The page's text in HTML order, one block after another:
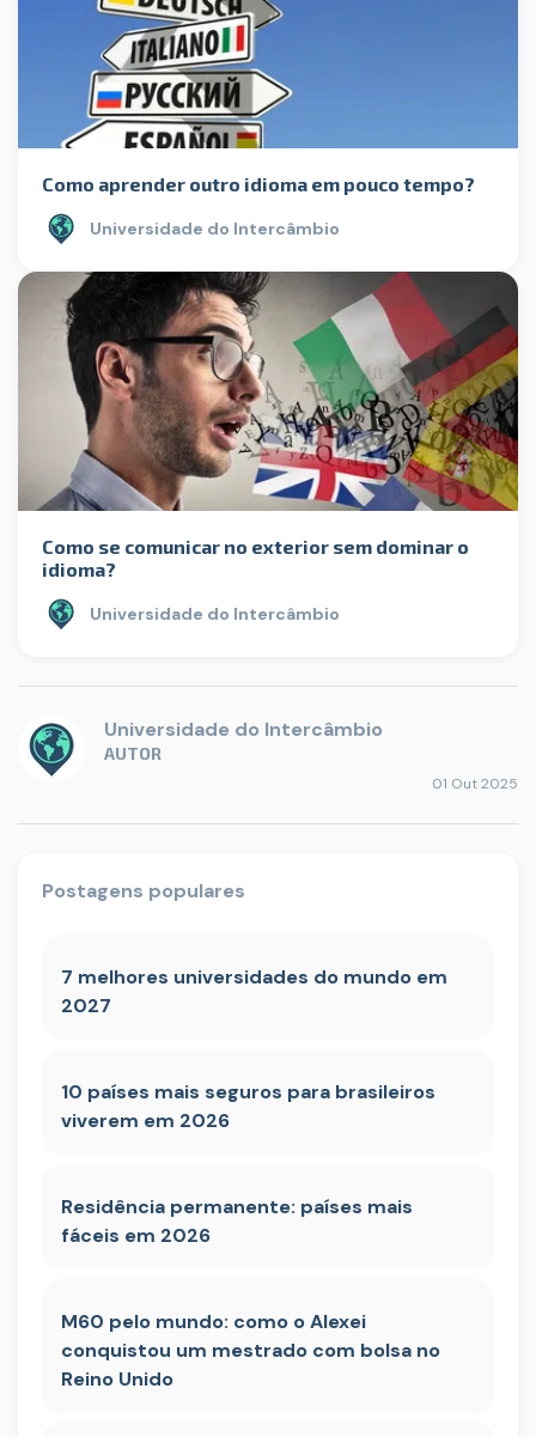
Como aprender outro idioma em pouco tempo?
Universidade do Intercâmbio
Como se comunicar no exterior sem dominar o
idioma?
Universidade do Intercâmbio
Universidade do Intercâmbio
AUTOR
01 Out 2025
Postagens populares
7 melhores universidades do mundo em
2027
10 países mais seguros para brasileiros
viverem em 2026
Residência permanente: países mais
fáceis em 2026
M60 pelo mundo: como o Alexei
conquistou um mestrado com bolsa no
Reino Unido